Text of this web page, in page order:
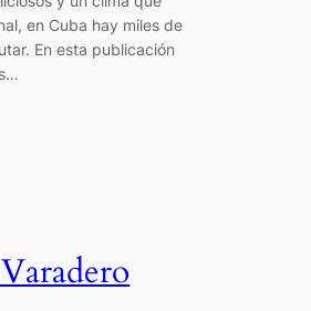
en Cuba hay miles de
En esta publicación